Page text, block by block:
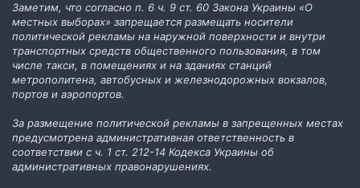
Заметим, что согласно п. 6 ч. 9 ст. 60 Закона Украины «О
местных выборах» запрещается размещать носители
политической рекламы на наружной поверхности и внутри
транспортных средств общественного пользования, в том
числе такси, в помещениях и на зданиях станций
метрополитена, автобусных и железнодорожных вокзалов,
портов и аэропортов.
За размещение политической рекламы в запрещенных местах
предусмотрена административная ответственность в
соответствии с ч. 1 ст. 212-14 Кодекса Украины об
административных правонарушениях.